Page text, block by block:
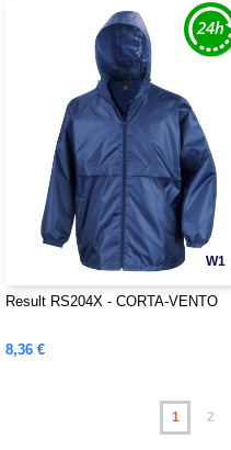
W1
Result RS204X - CORTA-VENTO
8,36 €
1 2